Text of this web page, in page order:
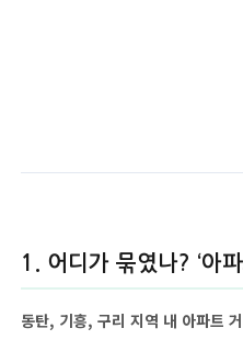
1. 어디가 묶였나? ‘아
동탄, 기흥, 구리 지역 내 아파트